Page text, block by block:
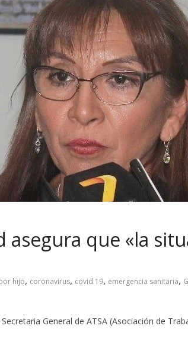
que «la
hijo, coronavirus, covid 19, emergencia sanitaria,
General de ATSA (Asociación de